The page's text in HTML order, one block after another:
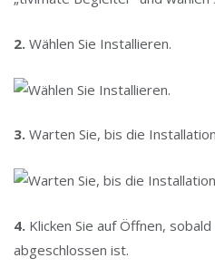
2. Wählen Sie Installieren.
3. Warten Sie, bis die
4. Klicken Sie auf Öffnen,
abgeschlossen ist.